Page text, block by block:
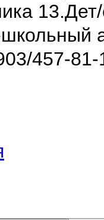
школьный
457-81-